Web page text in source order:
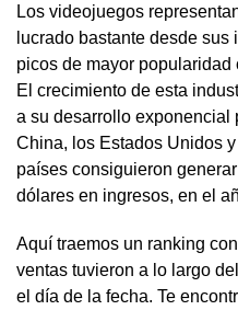
Los videojuegos
lucrado bastante desde
picos de mayor
El crecimiento de esta
a su desarrollo exponencial
China, los Estados Unidos
países consiguieron
dólares en ingresos, en el
Aquí traemos un ranking
ventas tuvieron a lo largo
el día de la fecha. Te